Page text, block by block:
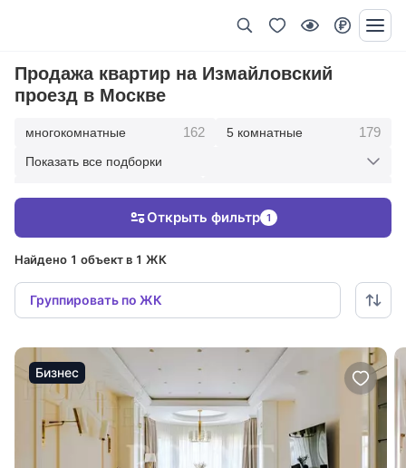
Продажа квартир на Измайловский
проезд в Москве
многокомнатные 162 5 комнатные 179
210 1 комнатные
Показать все подборки
Найдено 1 объект в 1 ЖК
Группировать по ЖК
Открыть фильтр 1
Бизнес